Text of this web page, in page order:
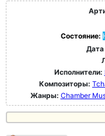
Состояние:
Дата
Исполнители:
Композиторы:
Жанры: Chamber